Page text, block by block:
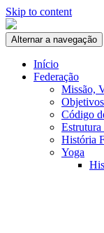
Skip to content
Alternar a navegação
Início
Federação
Missão,
Objetivos
Código
História
Yoga